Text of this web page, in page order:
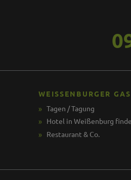
WEISSENBURGER
Tagen / Tagung
Hotel in Weißenburg
Restaurant & Co.